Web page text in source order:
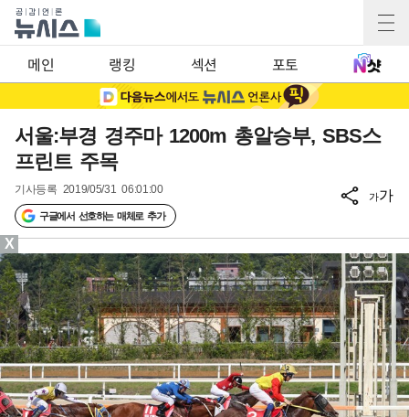
메인 랭킹 섹션 포토
서울:부경 경주마 1200m 총알승부, SBS스
프린트 주목
기사등록 2019/05/31 06:01:00
구글에서 선호하는 매체로 추가
가가
X